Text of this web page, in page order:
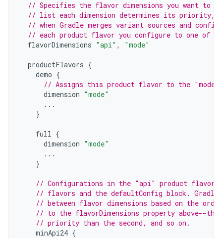
// Specifies the flavor dimensions you want to
// list each dimension determines its priority,
// when Gradle merges variant sources and
// each product flavor you configure to one of
flavorDimensions "api" , "mode"
productFlavors {
demo {
// Assigns this product flavor to the "mode"
dimension "mode"
...
}
full {
dimension "mode"
...
}
// Configurations in the "api" product flavors
// flavors and the defaultConfig block.
// between flavor dimensions based on the
// to the flavorDimensions property above--
// priority than the second, and so on.
minApi24 {